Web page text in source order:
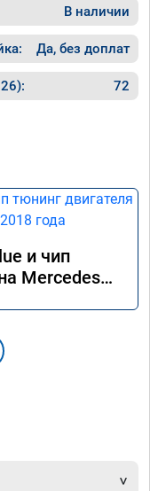
В наличии
Да, без доплат
72
и чип
Mercedes